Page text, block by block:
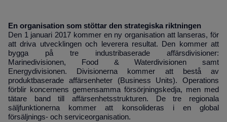
En organisation som stöttar den strategiska riktningen
Den 1 januari 2017 kommer en ny organisation att lanseras, för
att driva utvecklingen och leverera resultat. Den kommer att
bygga på tre industribaserade affärsdivisioner:
Marinedivisionen, Food & Waterdivisionen samt
Energydivisionen. Divisionerna kommer att bestå av
produktbaserade affärsenheter (Business Units). Operations
förblir koncernens gemensamma försörjningskedja, men med
tätare band till affärsenhetsstrukturen. De tre regionala
säljfunktionerna kommer att konsolideras i en global
försäljnings- och serviceorganisation.